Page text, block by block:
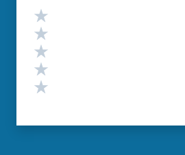
Valutazione